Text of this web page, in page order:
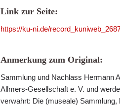
Link zur Seite:
https://ku-ni.de/
Anmerkung zum Original:
Sammlung und Nachlass Hermann
Allmers-Gesellschaft e. V. und
verwahrt: Die (museale)